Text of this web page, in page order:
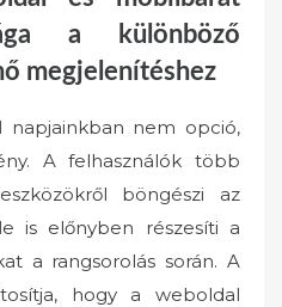
a különböző
megjelenítéshez
napjainkban nem opció,
A felhasználók több
böngészi az
is előnyben részesíti a
a rangsorolás során. A
hogy a weboldal